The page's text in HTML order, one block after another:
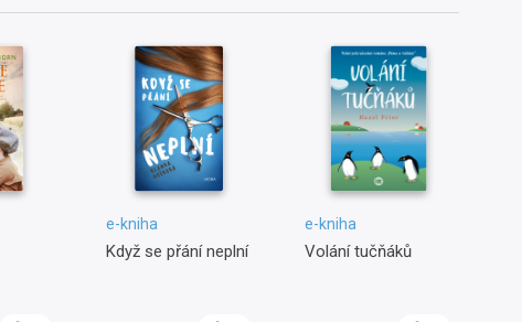
e-kniha
Když se přání neplní
e-kniha
Volání tučňáků